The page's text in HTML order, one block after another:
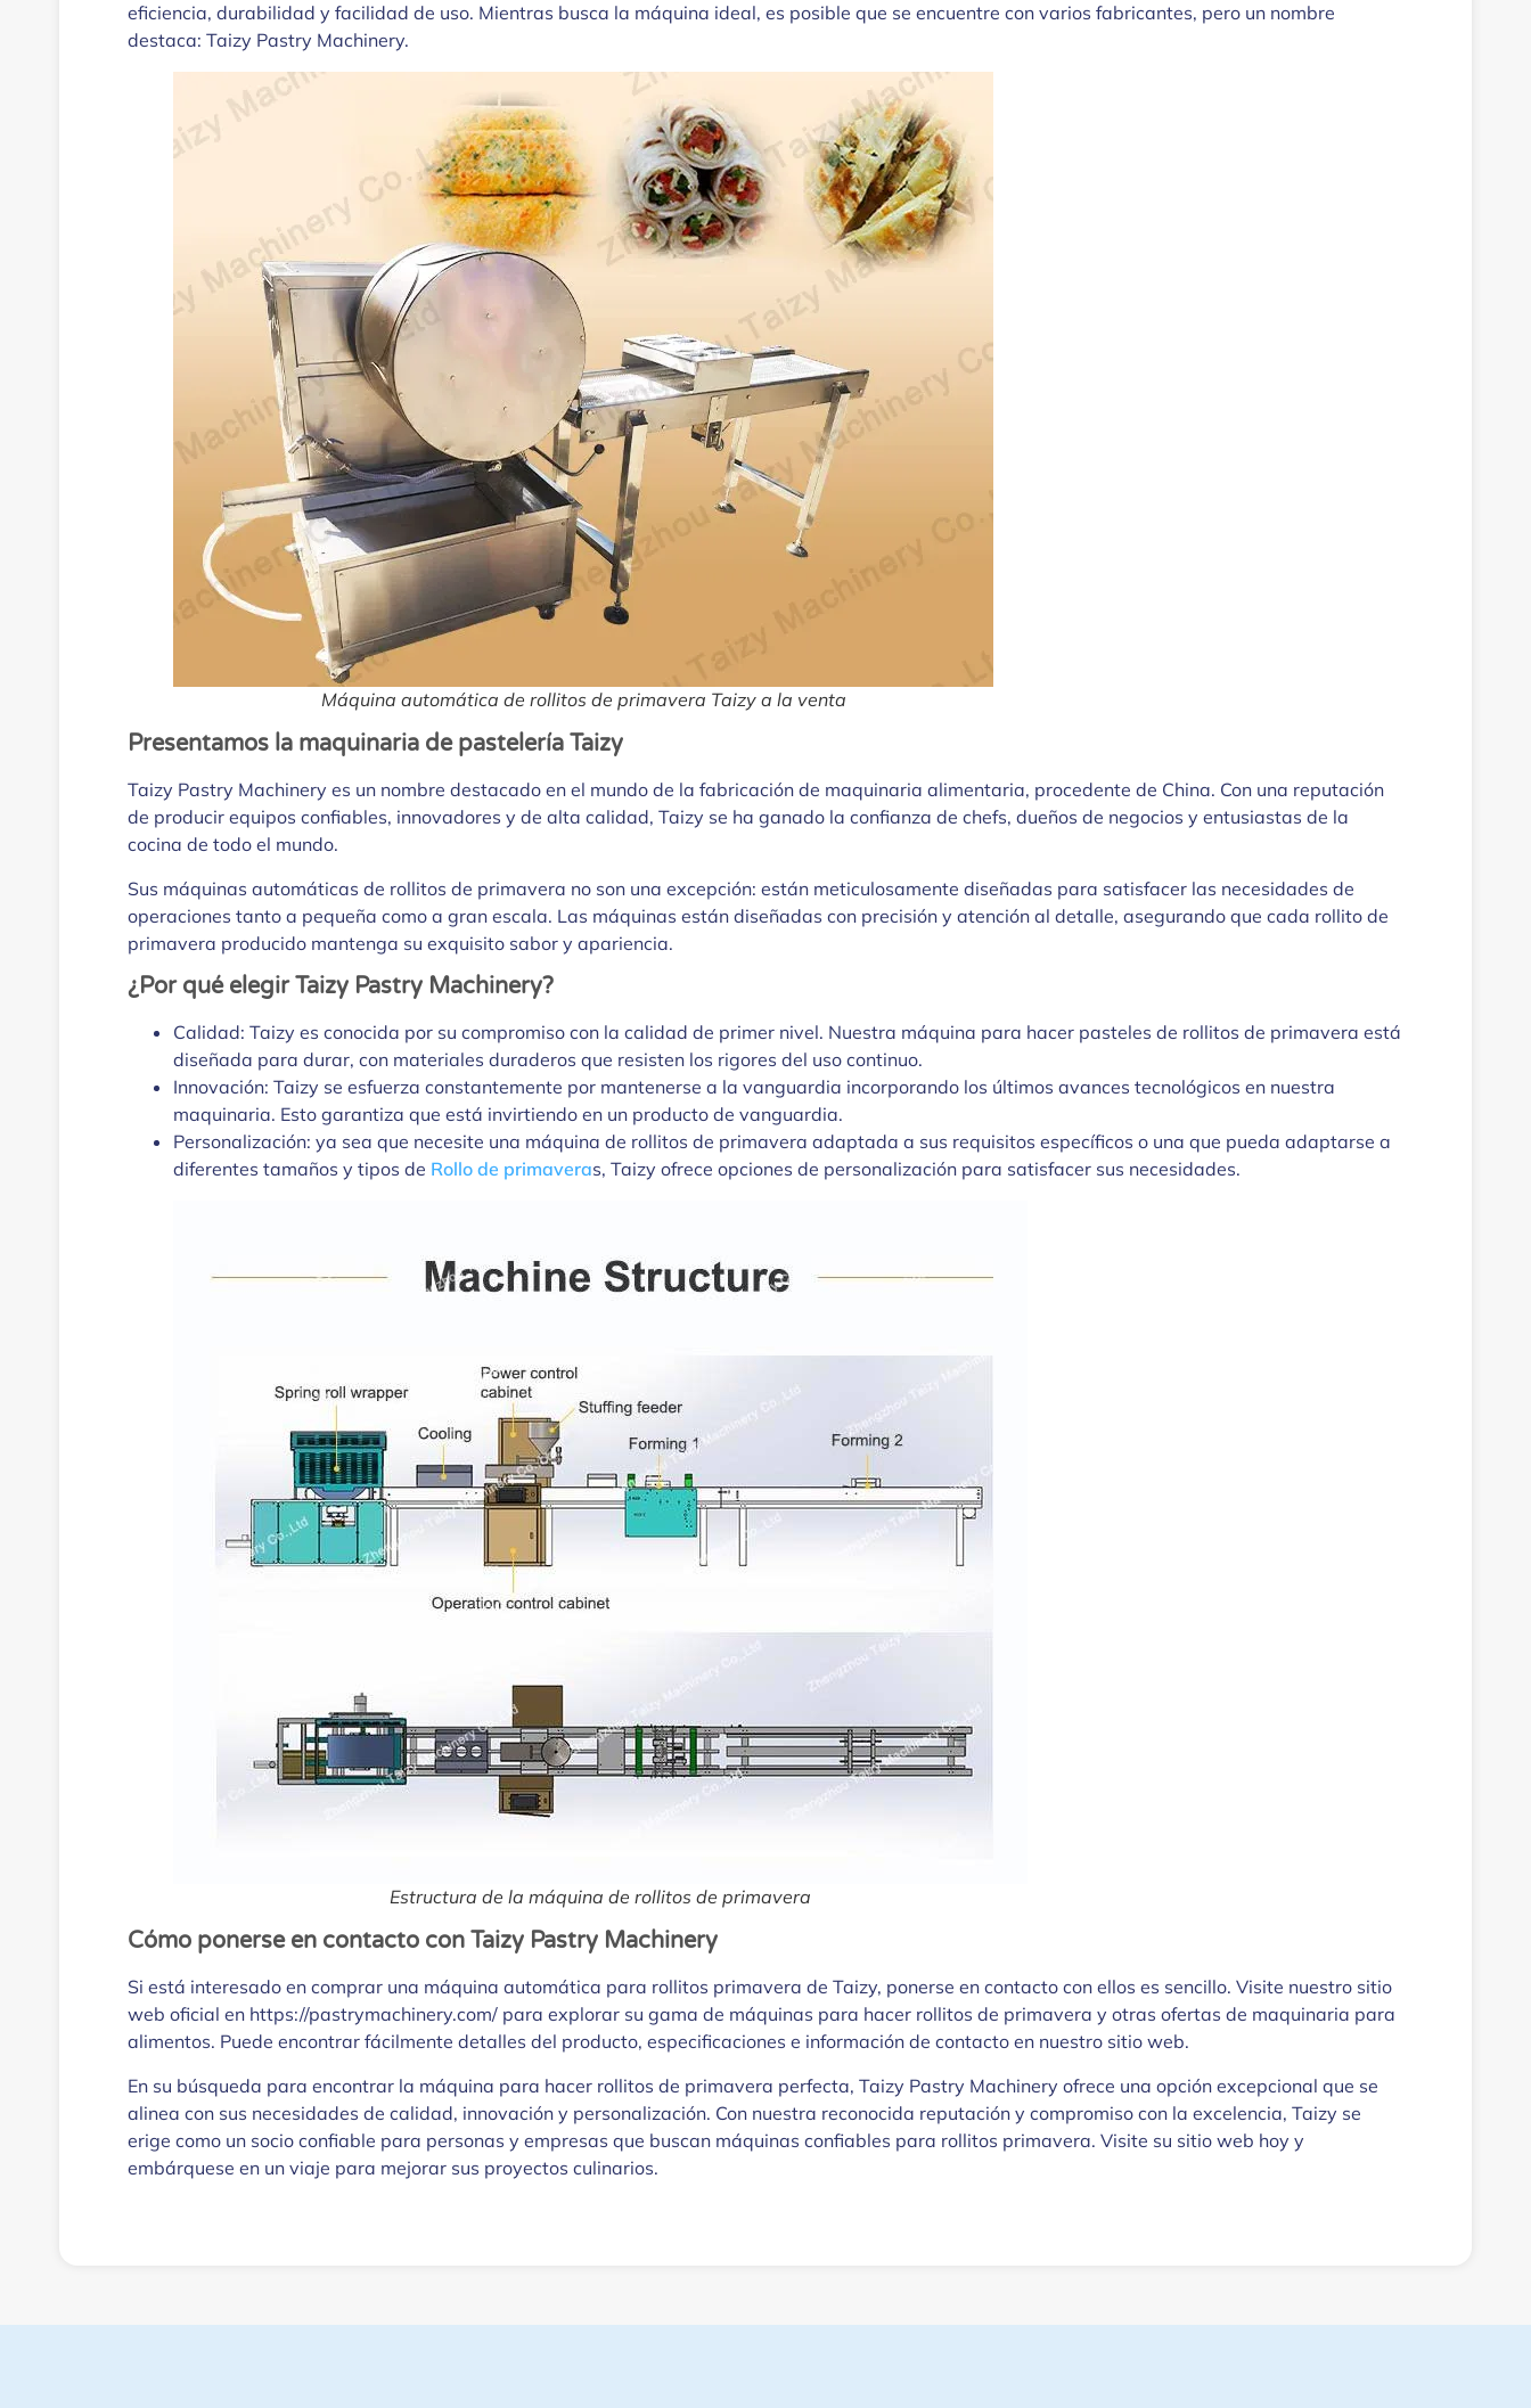
eficiencia, durabilidad y facilidad de uso. Mientras busca la máquina ideal, es posible que se encuentre con varios fabricantes, pero un nombre
destaca: Taizy Pastry Machinery.
Máquina automática de rollitos de primavera Taizy a la venta
Presentamos la maquinaria de pastelería Taizy
Taizy Pastry Machinery es un nombre destacado en el mundo de la fabricación de maquinaria alimentaria, procedente de China. Con una reputación
de producir equipos confiables, innovadores y de alta calidad, Taizy se ha ganado la confianza de chefs, dueños de negocios y entusiastas de la
cocina de todo el mundo.
Sus máquinas automáticas de rollitos de primavera no son una excepción: están meticulosamente diseñadas para satisfacer las necesidades de
operaciones tanto a pequeña como a gran escala. Las máquinas están diseñadas con precisión y atención al detalle, asegurando que cada rollito de
primavera producido mantenga su exquisito sabor y apariencia.
¿Por qué elegir Taizy Pastry Machinery?
Calidad: Taizy es conocida por su compromiso con la calidad de primer nivel. Nuestra máquina para hacer pasteles de rollitos de primavera está
diseñada para durar, con materiales duraderos que resisten los rigores del uso continuo.
Innovación: Taizy se esfuerza constantemente por mantenerse a la vanguardia incorporando los últimos avances tecnológicos en nuestra
maquinaria. Esto garantiza que está invirtiendo en un producto de vanguardia.
Personalización: ya sea que necesite una máquina de rollitos de primavera adaptada a sus requisitos específicos o una que pueda adaptarse a
diferentes tamaños y tipos de Rollo de primaveras, Taizy ofrece opciones de personalización para satisfacer sus necesidades.
Estructura de la máquina de rollitos de primavera
Cómo ponerse en contacto con Taizy Pastry Machinery
Si está interesado en comprar una máquina automática para rollitos primavera de Taizy, ponerse en contacto con ellos es sencillo. Visite nuestro sitio
web oficial en https://pastrymachinery.com/ para explorar su gama de máquinas para hacer rollitos de primavera y otras ofertas de maquinaria para
alimentos. Puede encontrar fácilmente detalles del producto, especificaciones e información de contacto en nuestro sitio web.
En su búsqueda para encontrar la máquina para hacer rollitos de primavera perfecta, Taizy Pastry Machinery ofrece una opción excepcional que se
alinea con sus necesidades de calidad, innovación y personalización. Con nuestra reconocida reputación y compromiso con la excelencia, Taizy se
erige como un socio confiable para personas y empresas que buscan máquinas confiables para rollitos primavera. Visite su sitio web hoy y
embárquese en un viaje para mejorar sus proyectos culinarios.